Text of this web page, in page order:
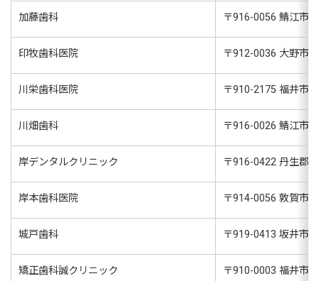
加藤歯科 〒916-0056 鯖江市
印牧歯科医院 〒912-0036 大野市
川栄歯科医院 〒910-2175 福井市
川畑歯科 〒916-0026 鯖江市
岸デンタルクリニック 〒916-0422 丹生郡
岸本歯科医院 〒914-0056 敦賀市
城戸歯科 〒919-0413 坂井市
矯正歯科誠クリニック 〒910-0003 福井市